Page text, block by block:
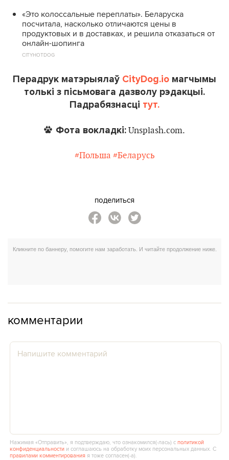
«Это колоссальные переплаты». Беларуска
посчитала, насколько отличаются цены в
продуктовых и в доставках, и решила отказаться от
онлайн-шопинга
CITYHOTDOG
Перадрук матэрыялаў CityDog.io магчымы
толькі з пісьмовага дазволу рэдакцыі.
Падрабязнасці тут.
Фота вокладкі: Unsplash.com.
#Польша #Беларусь
поделиться
комментарии
Нажимая «Отправить», я подтверждаю, что ознакомился(‑лась) сполитикой
конфиденциальности и соглашаюсь на обработку моих персональных данных. С
правилами комментирования я тоже согласен(‑а).